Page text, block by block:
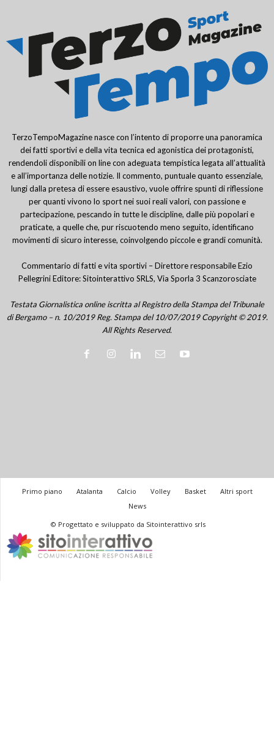
TerzoTempoMagazine nasce con l’intento di proporre una panoramica
dei fatti sportivi e della vita tecnica ed agonistica dei protagonisti,
rendendoli disponibili on line con adeguata tempistica legata all’attualità
e all’importanza delle notizie. Il commento, puntuale quanto essenziale,
lungi dalla pretesa di essere esaustivo, vuole offrire spunti di riflessione
per quanti vivono lo sport nei suoi reali valori, con passione e
partecipazione, pescando in tutte le discipline, dalle più popolari e
praticate, a quelle che, pur riscuotendo meno seguito, identificano
movimenti di sicuro interesse, coinvolgendo piccole e grandi comunità.
Commentario di fatti e vita sportivi – Direttore responsabile Ezio
Pellegrini Editore: Sitointerattivo SRLS, Via Sporla 3 Scanzorosciate
Testata Giornalistica online iscritta al Registro della Stampa del Tribunale
di Bergamo – n. 10/2019 Reg. Stampa del 10/07/2019 Copyright © 2019.
All Rights Reserved.
Primo piano Atalanta Calcio Volley Basket
Altri sport
News
© Progettato e sviluppato da Sitointerattivo srls